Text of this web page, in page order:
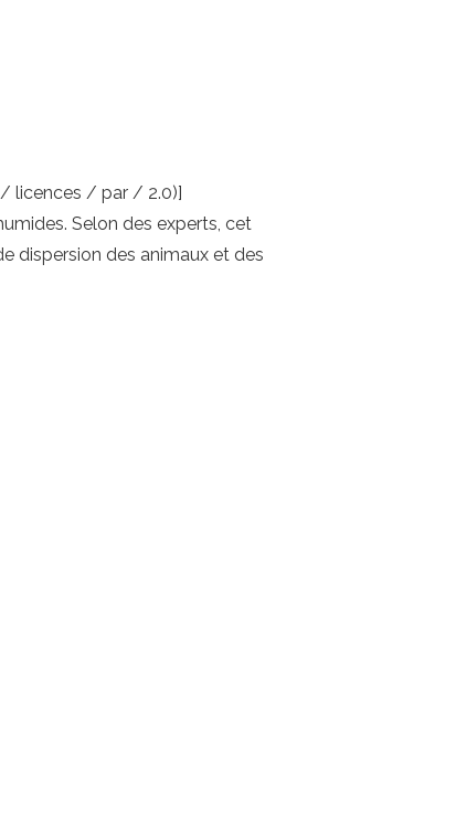
/ licences / par / 2.0)]
Selon des experts, cet
dispersion des animaux et des